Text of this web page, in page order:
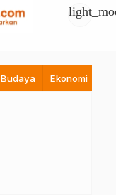
Budaya Ekonomi